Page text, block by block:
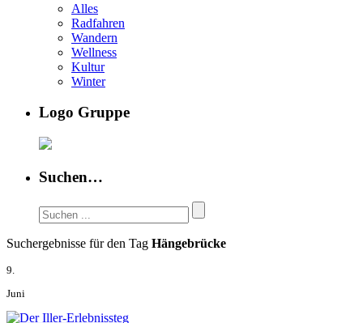
Alles
Radfahren
Wandern
Wellness
Kultur
Winter
Logo Gruppe
Suchen…
Suchergebnisse für den Tag Hängebrücke
9.
Juni